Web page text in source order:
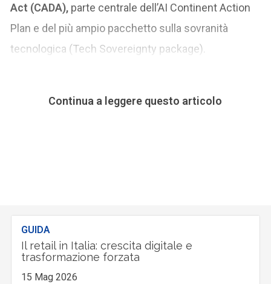
Act (CADA), parte centrale dell’AI Continent Action
Plan e del più ampio pacchetto sulla sovranità
tecnologica (Tech Sovereignty package).
Continua a leggere questo articolo
GUIDA
Il retail in Italia: crescita digitale e
trasformazione forzata
15 Mag 2026